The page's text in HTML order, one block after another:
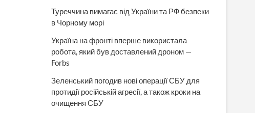
Туреччина вимагає від України та РФ безпеки
в Чорному морі
Україна на фронті вперше використала
робота, який був доставлений дроном —
Forbs
Зеленський погодив нові операції СБУ для
протидії російській агресії, а також кроки на
очищення СБУ